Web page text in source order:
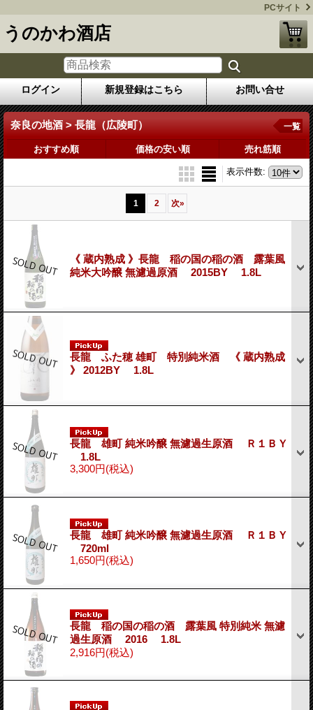
PCサイト
うのかわ酒店
ログイン 新規登録はこちら お問い合せ
奈良の地酒 > 長龍（広陵町） 一覧
おすすめ順 価格の安い順 売れ筋順
表示件数:
1 2 次»
《 蔵内熟成 》長龍 稲の国の稲の酒 露葉風
純米大吟醸 無濾過原酒 2015BY 1.8L
長龍 ふた穂 雄町 特別純米酒 《 蔵内熟成
》 2012BY 1.8L
長龍 雄町 純米吟醸 無濾過生原酒 Ｒ１ＢＹ
1.8L
3,300円(税込)
長龍 雄町 純米吟醸 無濾過生原酒 Ｒ１ＢＹ
720ml
1,650円(税込)
長龍 稲の国の稲の酒 露葉風 特別純米 無濾
過生原酒 2016 1.8L
2,916円(税込)